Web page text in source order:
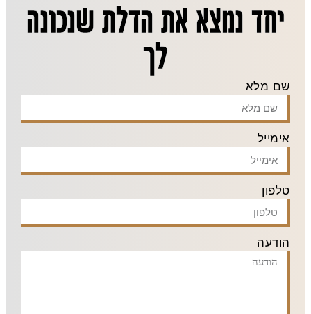
יחד נמצא את הדלת שנכונה
לך
שם מלא
אימייל
טלפון
הודעה